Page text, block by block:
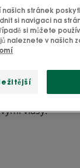
před
k
aby jim dodaly
a
a
vlasy!
stránek
si navigaci na
si můžete
naleznete v našich